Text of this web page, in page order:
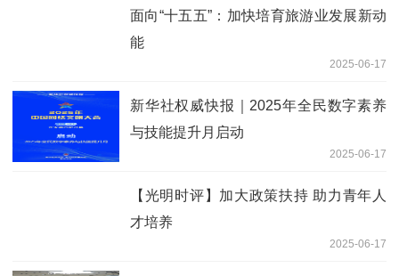
面向“十五五”：加快培育旅游业发展新动
能
2025-06-17
新华社权威快报｜2025年全民数字素养
与技能提升月启动
2025-06-17
【光明时评】加大政策扶持 助力青年人
才培养
2025-06-17